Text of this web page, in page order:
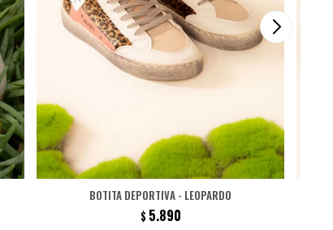
BOTITA DEPORTIVA - LEOPARDO
$ 5.890